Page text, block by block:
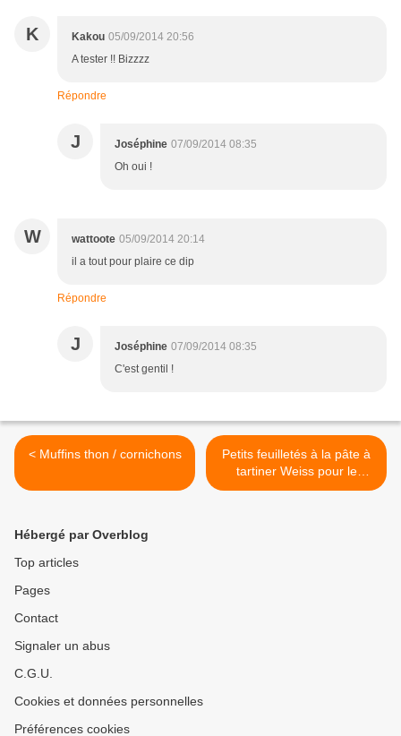
K Kakou 05/09/2014 20:56
A tester !! Bizzzz
Répondre
J Joséphine 07/09/2014 08:35
Oh oui !
W wattoote 05/09/2014 20:14
il a tout pour plaire ce dip
Répondre
J Joséphine 07/09/2014 08:35
C'est gentil !
< Muffins thon / cornichons
Petits feuilletés à la pâte à
tartiner Weiss pour le
goûter >
Hébergé par Overblog
Top articles
Pages
Contact
Signaler un abus
C.G.U.
Cookies et données personnelles
Préférences cookies